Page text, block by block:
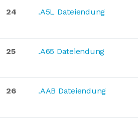
24 .A5L Dateiendung
25 .A65 Dateiendung
26 .AAB Dateiendung